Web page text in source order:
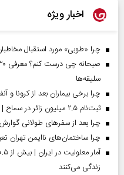
اخبار ویژه
چرا «طوبی» مورد استقبال
سلیقه‌ها
چرا برخی بیماران بعد از کرونا و
ثبت‌نام ۲.۵ میلیون زائر در سماح | عبور ۱.۷ میلیون نفر از مرز‌های اربعین
چرا بعد از سفرهای طولانی
چرا ساختمان‌های ناایمن تهران
زندگی می‌کنند